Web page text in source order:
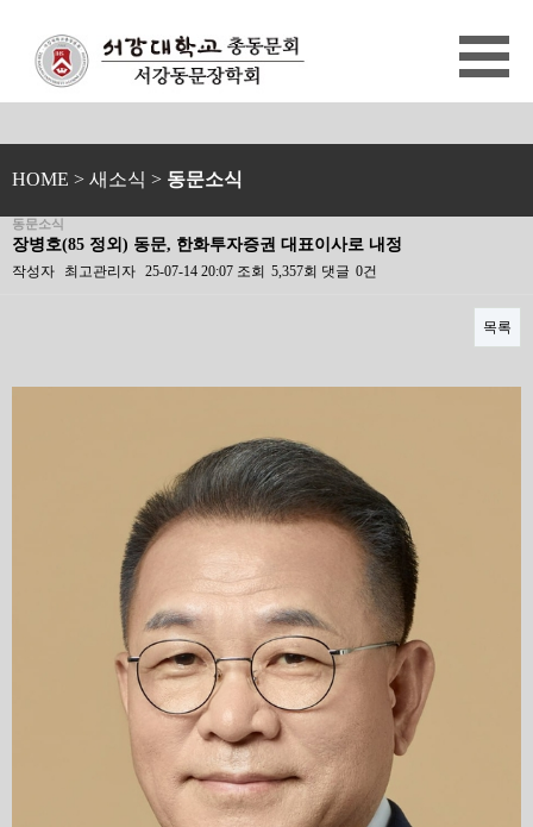
HOME > 새소식 > 동문소식
동문소식
장병호(85 정외) 동문, 한화투자증권 대표이사로 내정
작성자 최고관리자 25-07-14 20:07 조회 5,357회 댓글 0건
목록
본문